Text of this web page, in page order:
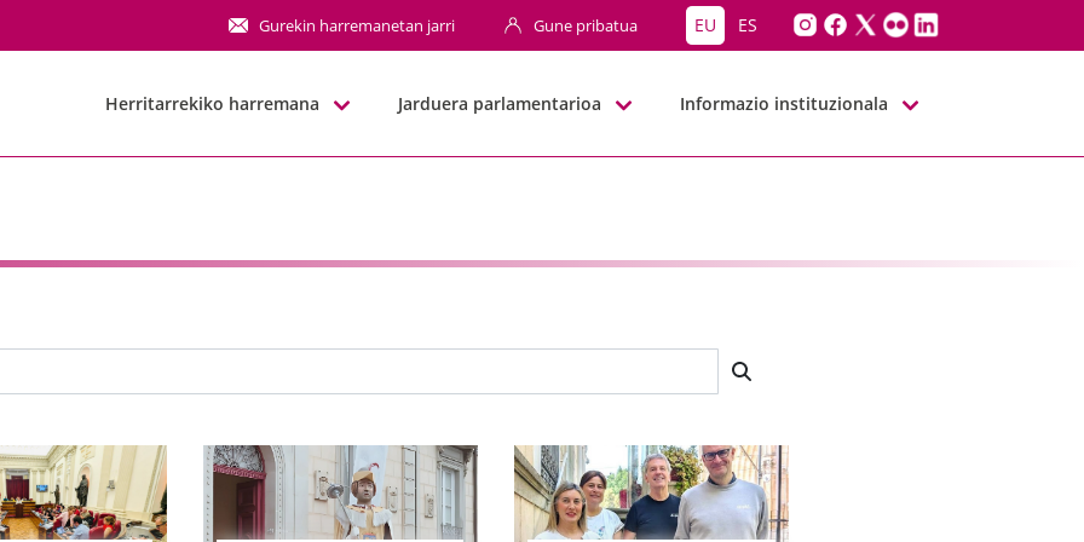
Gurekin harremanetan jarri Gune pribatua EU ES
Herritarrekiko harremana Jarduera parlamentarioa Informazio instituzionala
barra